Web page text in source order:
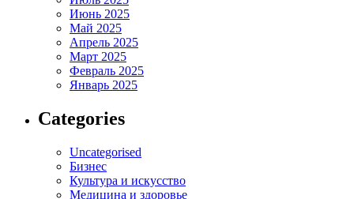
Июнь 2025
Май 2025
Апрель 2025
Март 2025
Февраль 2025
Январь 2025
Categories
Uncategorised
Бизнес
Культура и искусство
Медицина и здоровье